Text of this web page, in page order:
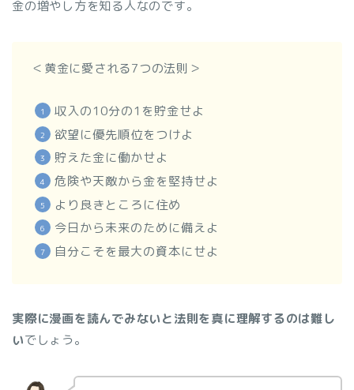
金の増やし方を知る人なのです。
＜黄金に愛される7つの法則＞
収入の10分の1を貯金せよ
欲望に優先順位をつけよ
貯えた金に働かせよ
危険や天敵から金を堅持せよ
より良きところに住め
今日から未来のために備えよ
自分こそを最大の資本にせよ
実際に漫画を読んでみないと法則を真に理解するのは難し
いでしょう。